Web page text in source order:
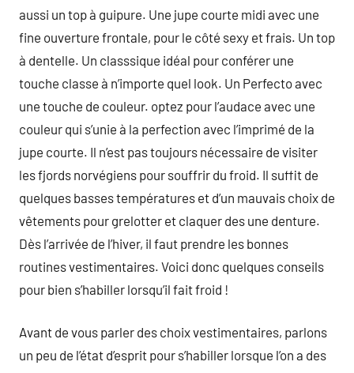
aussi un top à guipure. Une jupe courte midi avec une
fine ouverture frontale, pour le côté sexy et frais. Un top
à dentelle. Un classsique idéal pour conférer une
touche classe à n’importe quel look. Un Perfecto avec
une touche de couleur. optez pour l’audace avec une
couleur qui s’unie à la perfection avec l’imprimé de la
jupe courte. Il n’est pas toujours nécessaire de visiter
les fjords norvégiens pour souffrir du froid. Il suffit de
quelques basses températures et d’un mauvais choix de
vêtements pour grelotter et claquer des une denture.
Dès l’arrivée de l’hiver, il faut prendre les bonnes
routines vestimentaires. Voici donc quelques conseils
pour bien s’habiller lorsqu’il fait froid !
Avant de vous parler des choix vestimentaires, parlons
un peu de l’état d’esprit pour s’habiller lorsque l’on a des